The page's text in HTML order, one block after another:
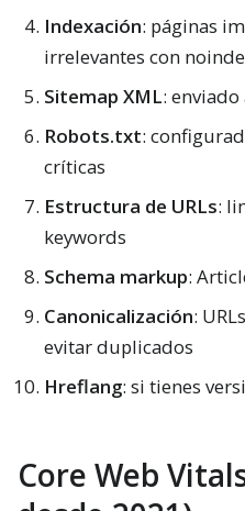
Indexación: páginas
irrelevantes con
Sitemap XML: enviado
Robots.txt:
críticas
Estructura de URLs:
keywords
Schema markup:
Canonicalización:
evitar duplicados
Hreflang: si tienes
Core Web